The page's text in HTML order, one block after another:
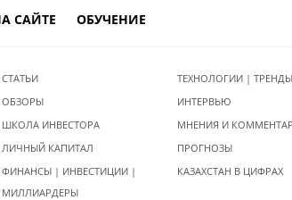
САЙТЕ ОБУЧЕНИЕ
СТАТЬИ
ОБЗОРЫ
ШКОЛА ИНВЕСТОРА
ЛИЧНЫЙ КАПИТАЛ
ФИНАНСЫ | ИНВЕСТИЦИИ |
МИЛЛИАРДЕРЫ
ТЕХНОЛОГИИ | ТРЕНДЫ
ИНТЕРВЬЮ
МНЕНИЯ И
ПРОГНОЗЫ
КАЗАХСТАН В ЦИФРАХ